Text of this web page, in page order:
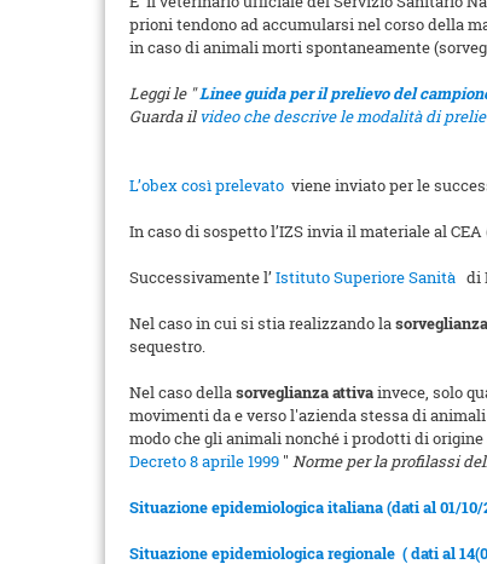
prioni tendono ad accumularsi nel corso della
in caso di animali morti spontaneamente
Leggi le "Linee guida per il prelievo del
Guarda ilvideo che descrive le modalità di
L’obex così prelevato viene inviato per le
In caso di sospetto l’IZS invia il materiale al CEA
Successivamente l’Istituto Superiore Sanità di
Nel caso in cui si stia realizzando la
sequestro.
Nel caso dellasorveglianza attivainvece, solo
movimenti da e verso l'azienda stessa di
modo che gli animali nonché i prodotti di
Decreto 8 aprile 1999 " Norme per la profilassi
Situazione epidemiologica italiana (dati al 01/10/
Situazione epidemiologica regionale ( dati al